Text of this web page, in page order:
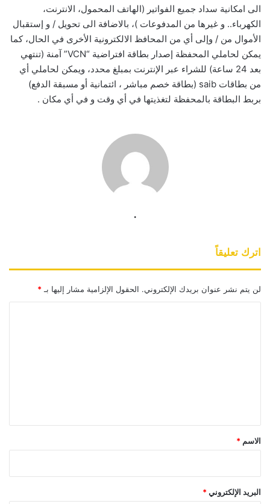
الى امكانية سداد جميع الفواتير (الهاتف المحمول، الانترنت،
الكهرباء.. و غيرها من المدفوعات )، بالاضافة الى تحويل / و إستقبال
الأموال من / وإلى أي من المحافظ الالكترونية الأخرى في الحال، كما
يمكن لحاملي المحفظة إصدار بطاقة افتراضية “VCN” آمنة (تنتهي
بعد 24 ساعة) للشراء عبر الإنترنت بمبلغ محدد، ويمكن لحاملي أي
من بطاقات saib (بطاقة خصم مباشر ، ائتمانية أو مسبقة الدفع)
بربط البطاقة بالمحفظة لتغذيتها في أي وقت و في أي مكان .
.
اترك تعليقاً
لن يتم نشر عنوان بريدك الإلكتروني. الحقول الإلزامية مشار إليها بـ *
*
الاسم *
البريد الإلكتروني *